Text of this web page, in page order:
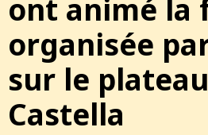
ont animé la
organisée
sur le
Castella